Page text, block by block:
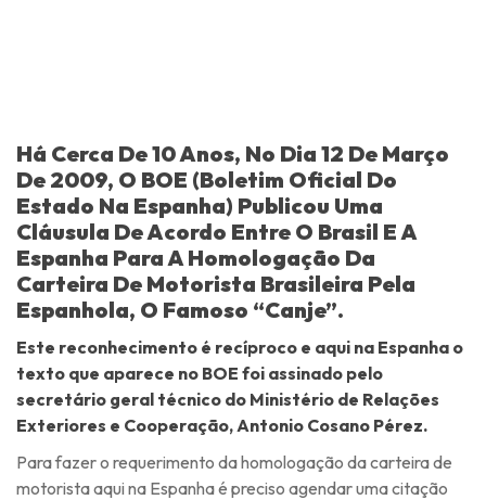
Há Cerca De 10 Anos, No Dia 12 De Março
De 2009, O BOE (Boletim Oficial Do
Estado Na Espanha) Publicou Uma
Cláusula De Acordo Entre O Brasil E A
Espanha Para A Homologação Da
Carteira De Motorista Brasileira Pela
Espanhola, O Famoso “canje”.
Este reconhecimento é recíproco e aqui na Espanha o
texto que aparece no BOE foi assinado pelo
secretário geral técnico do Ministério de Relações
Exteriores e Cooperação, Antonio Cosano Pérez.
Para fazer o requerimento da homologação da carteira de
motorista aqui na Espanha é preciso agendar uma citação